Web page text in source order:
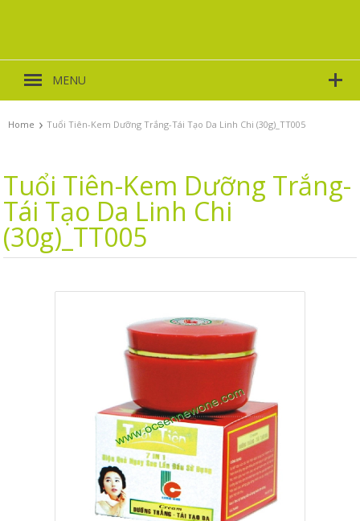
MENU
Home › Tuổi Tiên-Kem Dưỡng Trắng-Tái Tạo Da Linh Chi (30g)_TT005
Tuổi Tiên-Kem Dưỡng Trắng-
Tái Tạo Da Linh Chi
(30g)_TT005